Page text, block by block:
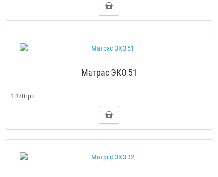
Матрас ЭКО 51
1 370грн.